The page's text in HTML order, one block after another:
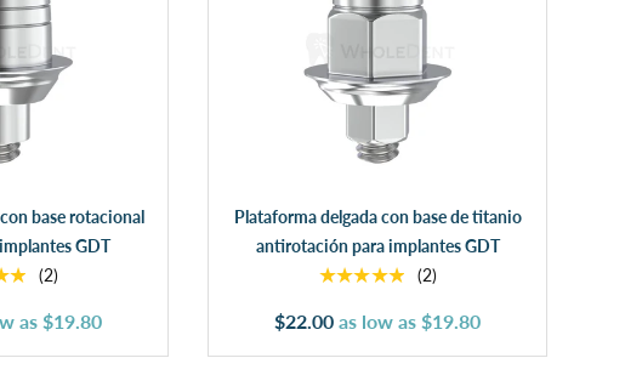
base rotacional
GDT
(2)
as $19.80
Plataforma delgada con base de titanio
antirotación para implantes GDT
★★★★★ (2)
$22.00 as low as $19.80